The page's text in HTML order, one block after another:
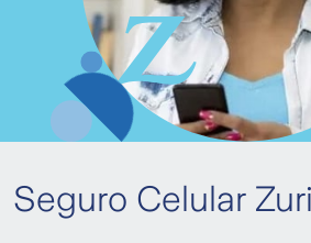
Seguro Celular